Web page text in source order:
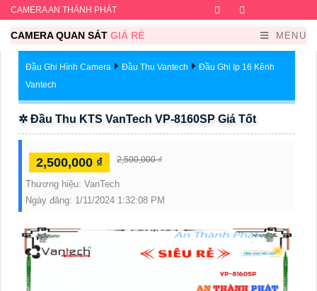
CAMERA AN THÀNH PHÁT Facebook
CAMERA QUAN SÁT GIÁ RẺ MENU
Đầu Ghi Hình Camera Đầu Thu Vantech
Đầu Ghi Ip 16 Kênh
Vantech
✲ Đầu Thu KTS VanTech VP-8160SP Giá Tốt
2,500,000 ₫ 2,500,000 ₫
Thương hiệu: VanTech
Ngày đăng: 1/11/2024 1:32:08 PM